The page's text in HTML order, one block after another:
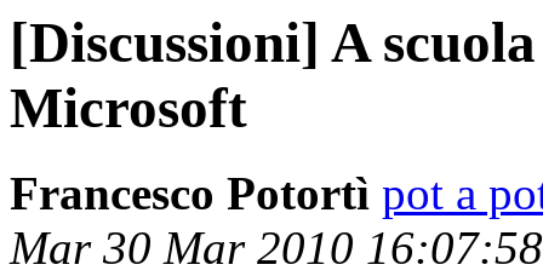
[Discussioni] A
Microsoft
Francesco Potortì pot a
Mar 30 Mar 2010